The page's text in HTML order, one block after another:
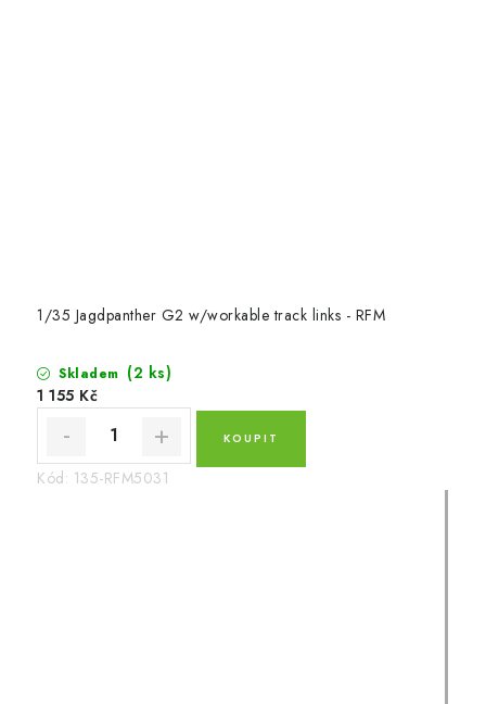
1/35 Jagdpanther G2 w/workable track links - RFM
Skladem (2 ks)
1 155 Kč
Kód: 135-RFM5031